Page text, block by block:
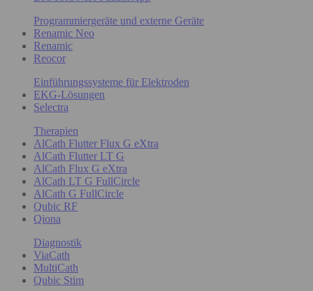
Programmiergeräte und externe Geräte
Renamic Neo
Renamic
Reocor
Einführungssysteme für Elektroden
EKG-Lösungen
Selectra
Therapien
AlCath Flutter Flux G eXtra
AlCath Flutter LT G
AlCath Flux G eXtra
AlCath LT G FullCircle
AlCath G FullCircle
Qubic RF
Qiona
Diagnostik
ViaCath
MultiCath
Qubic Stim